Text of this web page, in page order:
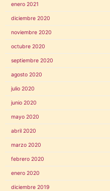
enero 2021
diciembre 2020
noviembre 2020
octubre 2020
septiembre 2020
agosto 2020
julio 2020
junio 2020
mayo 2020
abril 2020
marzo 2020
febrero 2020
enero 2020
diciembre 2019